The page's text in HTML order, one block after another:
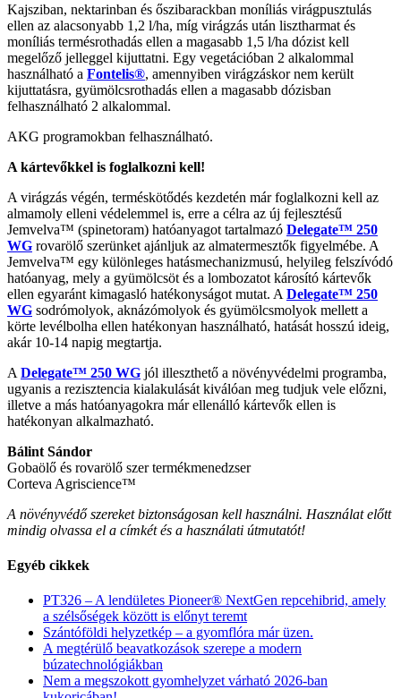
Kajsziban, nektarinban és őszibarackban moníliás virágpusztulás
ellen az alacsonyabb 1,2 l/ha, míg virágzás után lisztharmat és
moníliás termésrothadás ellen a magasabb 1,5 l/ha dózist kell
megelőző jelleggel kijuttatni. Egy vegetációban 2 alkalommal
használható a Fontelis®, amennyiben virágzáskor nem került
kijuttatásra, gyümölcsrothadás ellen a magasabb dózisban
felhasználható 2 alkalommal.
AKG programokban felhasználható.
A kártevőkkel is foglalkozni kell!
A virágzás végén, terméskötődés kezdetén már foglalkozni kell az
almamoly elleni védelemmel is, erre a célra az új fejlesztésű
Jemvelva™ (spinetoram) hatóanyagot tartalmazó Delegate™ 250
WG rovarölő szerünket ajánljuk az almatermesztők figyelmébe. A
Jemvelva™ egy különleges hatásmechanizmusú, helyileg felszívódó
hatóanyag, mely a gyümölcsöt és a lombozatot károsító kártevők
ellen egyaránt kimagasló hatékonyságot mutat. A Delegate™ 250
WG sodrómolyok, aknázómolyok és gyümölcsmolyok mellett a
körte levélbolha ellen hatékonyan használható, hatását hosszú ideig,
akár 10-14 napig megtartja.
A Delegate™ 250 WG jól illeszthető a növényvédelmi programba,
ugyanis a rezisztencia kialakulását kiválóan meg tudjuk vele előzni,
illetve a más hatóanyagokra már ellenálló kártevők ellen is
hatékonyan alkalmazható.
Bálint Sándor
Gobaölő és rovarölő szer termékmenedzser
Corteva Agriscience™
A növényvédő szereket biztonságosan kell használni. Használat előtt
mindig olvassa el a címkét és a használati útmutatót!
Egyéb cikkek
PT326 – A lendületes Pioneer® NextGen repcehibrid, amely
a szélsőségek között is előnyt teremt
Szántóföldi helyzetkép – a gyomflóra már üzen.
A megtérülő beavatkozások szerepe a modern
búzatechnológiákban
Nem a megszokott gyomhelyzet várható 2026-ban